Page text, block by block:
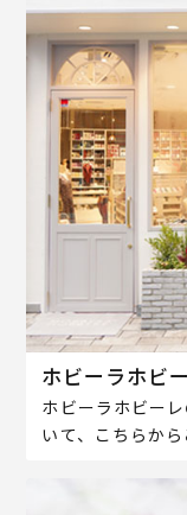
ホビーラホビ
ホビーラホビー
いて、こちらから